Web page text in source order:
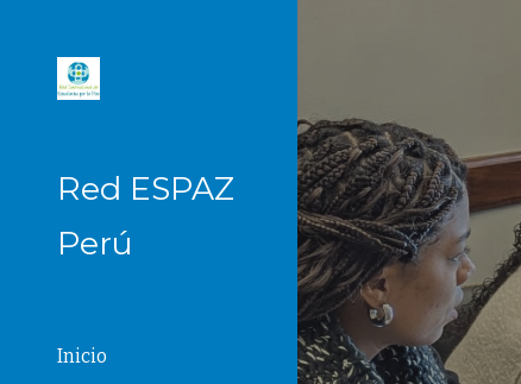
Red ESPAZ
Perú
Inicio